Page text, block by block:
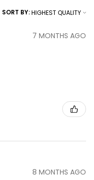
SORT BY:
7 MONTHS AGO
8 MONTHS AGO